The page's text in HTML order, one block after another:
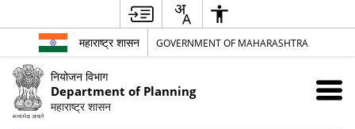
महाराष्ट्र शासन GOVERNMENT OF MAHARASHTRA
नियोजन विभाग
Department of Planning
महाराष्ट्र शासन